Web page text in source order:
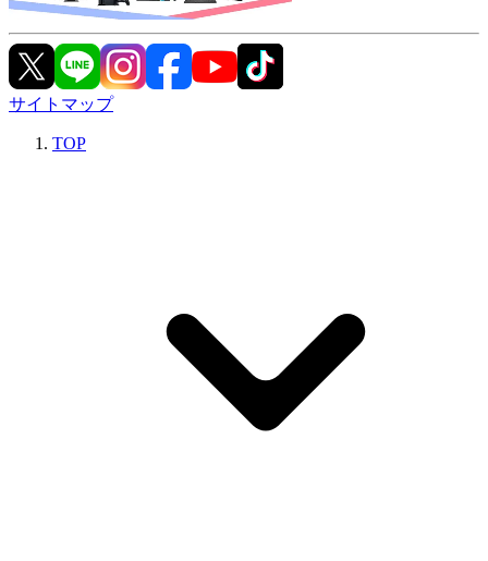
サイトマップ
TOP